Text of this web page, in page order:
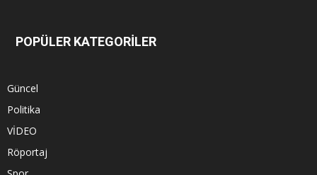
POPÜLER KATEGORİLER
Güncel
Politika
VİDEO
Röportaj